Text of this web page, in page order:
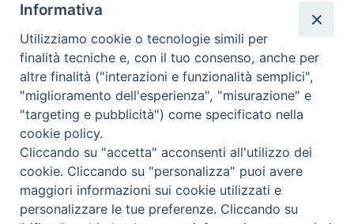
Apertura Anno
Giubilare 2025
Mariae in Diocesi
Tutte le gallery
CONTATTI:
LUCERA: Piazza Duomo, 13 - 71036 Lucera (FG) − tel.
0881/520882 - e-mail: info@diocesiluceratroia.it
Segreteria del
Vescovo: tel/fax 0881/522244 - e-mail:
vescovo@diocesiluceratroia.it
TROIA : Piazza Episcopio - 71029 Troia (FG) − tel. 0881/977051
Informativa
Utilizziamo cookie o tecnologie simili per
finalità tecniche e, con il tuo consenso, anche per
altre finalità ("interazioni e funzionalità semplici",
"miglioramento dell'esperienza", "misurazione" e
"targeting e pubblicità") come specificato nella
cookie policy.
Cliccando su "accetta" acconsenti all'utilizzo dei
cookie. Cliccando su "personalizza" puoi avere
maggiori informazioni sui cookie utilizzati e
personalizzare le tue preferenze. Cliccando su